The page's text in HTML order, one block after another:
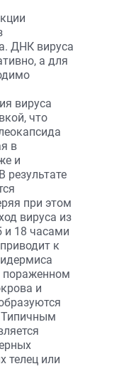
ДНК вируса
а для
вируса
что
в
и
при этом
вируса из
и 18 часами
к
пораженном
и
Типичным
телец или